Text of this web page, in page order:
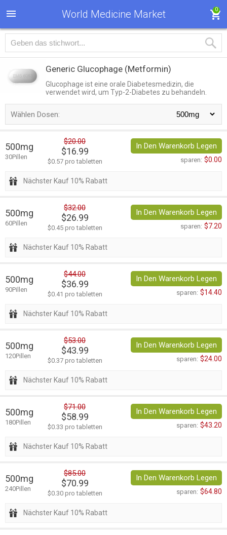
World Medicine Market 0
Generic Glucophage (Metformin)
Glucophage ist eine orale Diabetesmedizin, die
verwendet wird, um Typ-2-Diabetes zu behandeln.
Wählen Dosen:
500mg
30Pillen
$20.00
$16.99
$0.57 pro tabletten
In Den Warenkorb Legen
sparen: $0.00
Nächster Kauf 10% Rabatt
500mg
60Pillen
$32.00
$26.99
$0.45 pro tabletten
In Den Warenkorb Legen
sparen: $7.20
Nächster Kauf 10% Rabatt
500mg
90Pillen
$44.00
$36.99
$0.41 pro tabletten
In Den Warenkorb Legen
sparen: $14.40
Nächster Kauf 10% Rabatt
500mg
120Pillen
$53.00
$43.99
$0.37 pro tabletten
In Den Warenkorb Legen
sparen: $24.00
Nächster Kauf 10% Rabatt
500mg
180Pillen
$71.00
$58.99
$0.33 pro tabletten
In Den Warenkorb Legen
sparen: $43.20
Nächster Kauf 10% Rabatt
500mg
240Pillen
$85.00
$70.99
$0.30 pro tabletten
In Den Warenkorb Legen
sparen: $64.80
Nächster Kauf 10% Rabatt